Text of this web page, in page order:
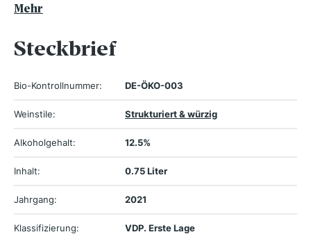
Mehr
Steckbrief
Bio-Kontrollnummer: DE-ÖKO-003
Weinstile: Strukturiert & würzig
Alkoholgehalt: 12.5%
Inhalt: 0.75 Liter
Jahrgang: 2021
Klassifizierung: VDP. Erste Lage